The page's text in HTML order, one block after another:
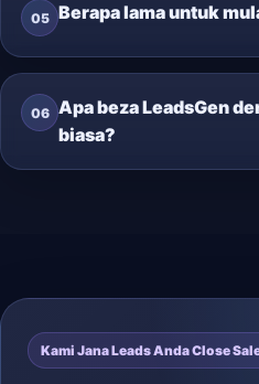
05 Berapa lama untuk
06 Apa beza LeadsGen
biasa?
Kami Jana Leads Anda Close